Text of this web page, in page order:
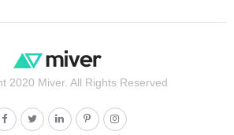
2020 Miver. All Rights Reserved